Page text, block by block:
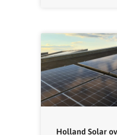
Holland Solar